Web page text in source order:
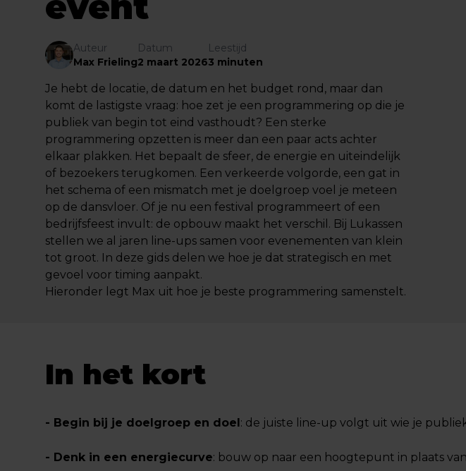
Auteur
Max Frieling
Datum
2 maart 2026
Leestijd
3 minuten
Je hebt de locatie, de datum en het budget rond, maar dan
komt de lastigste vraag: hoe zet je een programmering op die je
publiek van begin tot eind vasthoudt? Een sterke
programmering opzetten is meer dan een paar acts achter
elkaar plakken. Het bepaalt de sfeer, de energie en uiteindelijk
of bezoekers terugkomen. Een verkeerde volgorde, een gat in
het schema of een mismatch met je doelgroep voel je meteen
op de dansvloer. Of je nu een festival programmeert of een
bedrijfsfeest invult: de opbouw maakt het verschil. Bij Lukassen
stellen we al jaren line-ups samen voor evenementen van klein
tot groot. In deze gids delen we hoe je dat strategisch en met
gevoel voor timing aanpakt.
Hieronder legt Max uit hoe je beste programmering samenstelt.
In het kort
- Begin bij je doelgroep en doel: de juiste line-up volgt uit wie je
- Denk in een energiecurve: bouw op naar een hoogtepunt in plaats